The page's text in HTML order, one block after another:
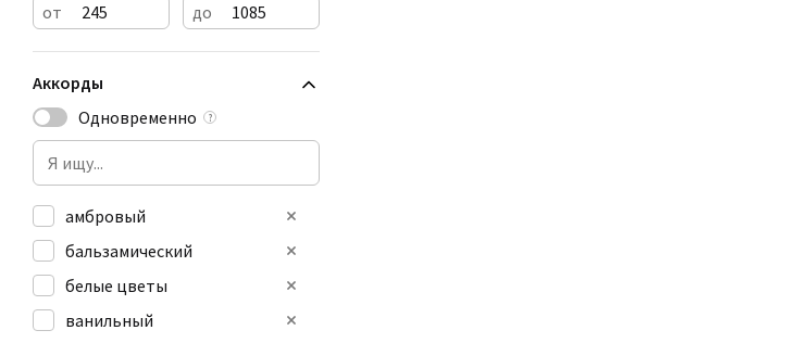
от до
Аккорды
Одновременно
?
амбровый
бальзамический
белые цветы
ванильный